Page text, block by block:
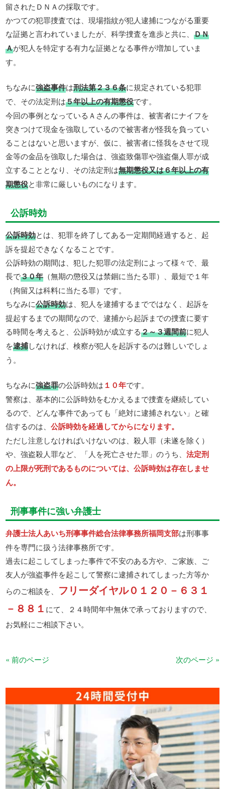
留されたＤＮＡの採取です。
かつての犯罪捜査では、現場指紋が犯人逮捕につながる重要
な証拠と言われていましたが、科学捜査を進歩と共に、ＤＮ
Ａが犯人を特定する有力な証拠となる事件が増加していま
す。
ちなみに強盗事件は刑法第２３６条に規定されている犯罪
で、その法定刑は５年以上の有期懲役です。
今回の事例となっているＡさんの事件は、被害者にナイフを
突きつけて現金を強取しているので被害者が怪我を負ってい
ることはないと思いますが、仮に、被害者に怪我をさせて現
金等の金品を強取した場合は、強盗致傷罪や強盗傷人罪が成
立することとなり、その法定刑は無期懲役又は６年以上の有
期懲役と非常に厳しいものになります。
公訴時効
公訴時効とは、犯罪を終了してある一定期間経過すると、起
訴を提起できなくなることです。
公訴時効の期間は、犯した犯罪の法定刑によって様々で、最
長で３０年 （無期の懲役又は禁錮に当たる罪）、最短で１年
（拘留又は科料に当たる罪）です。
ちなみに公訴時効は、犯人を逮捕するまでではなく、起訴を
提起するまでの期間なので、逮捕から起訴までの捜査に要す
る時間を考えると、公訴時効が成立する２～３週間前に犯人
を逮捕しなければ、検察が犯人を起訴するのは難しいでしょ
う。
ちなみに強盗罪の公訴時効は １０年です。
警察は、基本的に公訴時効をむかえるまで捜査を継続してい
るので、どんな事件であっても「絶対に逮捕されない」と確
信するのは、公訴時効を経過してからになります。
ただし注意しなければいけないのは、殺人罪（未遂を除く）
や、強盗殺人罪など、「人を死亡させた罪」のうち、法定刑
の上限が死刑であるものについては、公訴時効は存在しませ
ん。
刑事事件に強い弁護士
弁護士法人あいち刑事事件総合法律事務所福岡支部は刑事事
件を専門に扱う法律事務所です。
過去に起こしてしまった事件で不安のある方や、ご家族、ご
友人が強盗事件を起こして警察に逮捕されてしまった方等か
らのご相談を、 フリーダイヤル０１２０－６３１
－８８１ にて、２４時間年中無休で承っておりますので、
お気軽にご相談下さい。
« 前のページ 次のページ »